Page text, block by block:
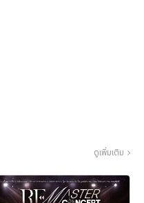
ดูเพิ่มเติม